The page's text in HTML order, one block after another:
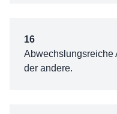
16
Abwechslungsreiche
der andere.